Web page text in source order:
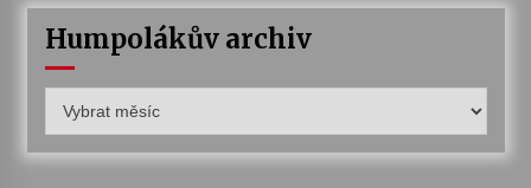
Humpolákův archiv
archiv